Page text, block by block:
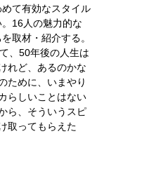
て有効なスタイル
16人の魅力的な
取材・紹介する。
、50年後の人生は
れど、あるのかな
ために、いまやり
らしいことはない
ら、そういうスピ
取ってもらえた